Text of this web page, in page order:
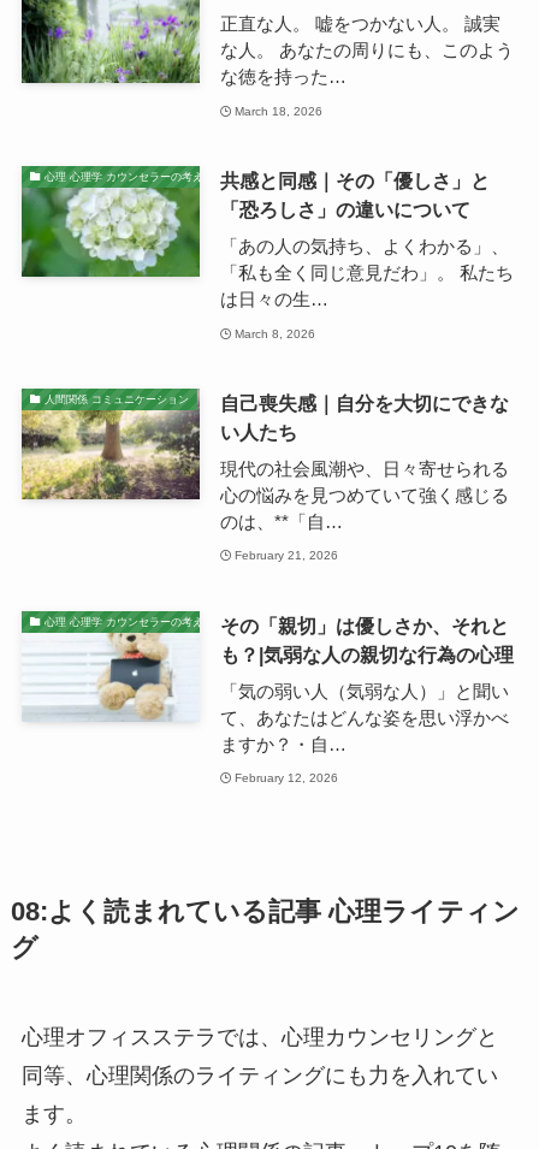
正直な人。 嘘をつかない人。 誠実
な人。 あなたの周りにも、このよう
な徳を持った…
March 18, 2026
心理 心理学 カウンセラーの考え
共感と同感｜その「優しさ」と
「恐ろしさ」の違いについて
「あの人の気持ち、よくわかる」、
「私も全く同じ意見だわ」。 私たち
は日々の生…
March 8, 2026
人間関係 コミュニケーション
自己喪失感｜自分を大切にできな
い人たち
現代の社会風潮や、日々寄せられる
心の悩みを見つめていて強く感じる
のは、**「自…
February 21, 2026
心理 心理学 カウンセラーの考え
その「親切」は優しさか、それと
も？|気弱な人の親切な行為の心理
「気の弱い人（気弱な人）」と聞い
て、あなたはどんな姿を思い浮かべ
ますか？・自…
February 12, 2026
08:よく読まれている記事 心理ライティン
グ
心理オフィスステラでは、心理カウンセリングと
同等、心理関係のライティングにも力を入れてい
ます。